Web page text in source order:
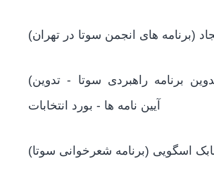
(برنامه های انجمن سوتا در تهران
(مهشید آژیر (تدوین برنامه راهبردی سوتا - تدوین
آیین نامه ها - بورد انتخابات
اسگویی (برنامه شعرخوانی سوتا